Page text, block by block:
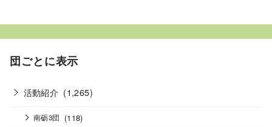
団ごとに表示
活動紹介 (1,265)
南砺3団 (118)